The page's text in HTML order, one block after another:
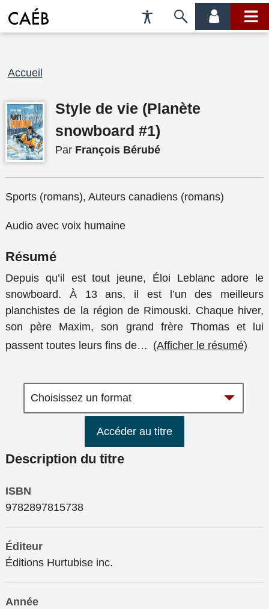
Préférences
d'accessibilité
Passer
menu
menu
Fil
Accueil
Style de vie (Planète
snowboard #1)
Par François Bérubé
Sports (romans), Auteurs canadiens (romans)
Audio avec voix humaine
Résumé
Depuis qu’il est tout jeune, Éloi Leblanc adore le
snowboard. À 13 ans, il est l’un des meilleurs
planchistes de la région de Rimouski. Chaque hiver,
son père Maxim, son grand frère Thomas et lui
passent toutes leurs fins de… (Afficher le résumé)
Accéder au titre
Description du titre
ISBN
9782897815738
Éditeur
Éditions Hurtubise inc.
Année